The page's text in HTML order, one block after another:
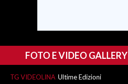
NOTIZIEFOTO E VIDEO GALLERY
TG VIDEOLINA Ultime Edizioni